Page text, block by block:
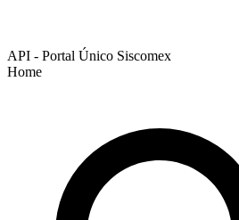
API - Portal Único Siscomex
Home